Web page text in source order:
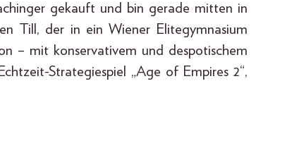
gekauft und bin gerade mitten in
Till, der in ein Wiener Elitegymnasium
– mit konservativem und despotischem
Strategiespiel „Age of Empires 2“,